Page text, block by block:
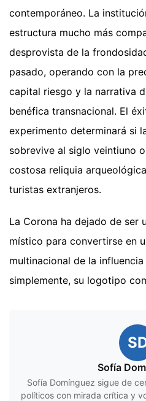
contemporáneo. La
estructura mucho más
desprovista de la
pasado, operando con la
capital riesgo y la narrativa
benéfica transnacional. El
experimento determinará si
sobrevive al siglo veintiuno
costosa reliquia
turistas extranjeros.
La Corona ha dejado de ser
místico para convertirse en
multinacional de la
simplemente, su logotipo
Sofía
Sofía Domínguez sigue de
políticos con mirada crítica y